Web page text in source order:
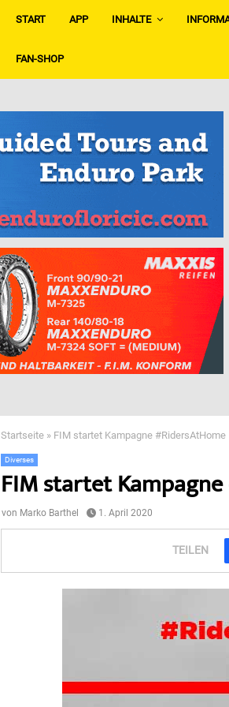
START APP INHALTE
FAN-SHOP
Startseite » FIM startet Kampagne #RidersAtHome
Diverses
FIM startet
von Marko Barthel 1. April 2020
TEILEN